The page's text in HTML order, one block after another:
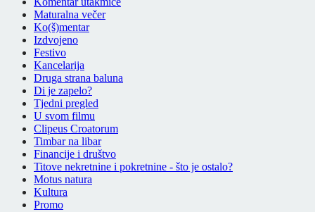
Maturalna večer
Ko(š)mentar
Izdvojeno
Festivo
Kancelarija
Druga strana baluna
Di je zapelo?
Tjedni pregled
U svom filmu
Clipeus Croatorum
Timbar na libar
Financije i društvo
Titove nekretnine i pokretnine - što je ostalo?
Motus natura
Kultura
Promo